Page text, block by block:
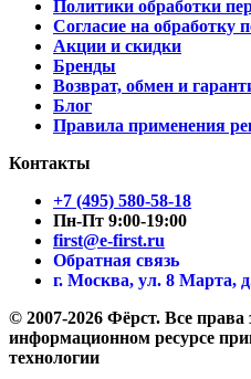
Политики обработки
Согласие на обработку
Акции и скидки
Бренды
Возврат, обмен и
Блог
Правила применения
Контакты
+7 (495) 580-58-18
Пн-Пт 9:00-19:00
first@e-first.ru
Обратная связь
г. Москва, ул. 8 Марта,
© 2007-2026 Фёрст. Все
информационном ресурсе
технологии